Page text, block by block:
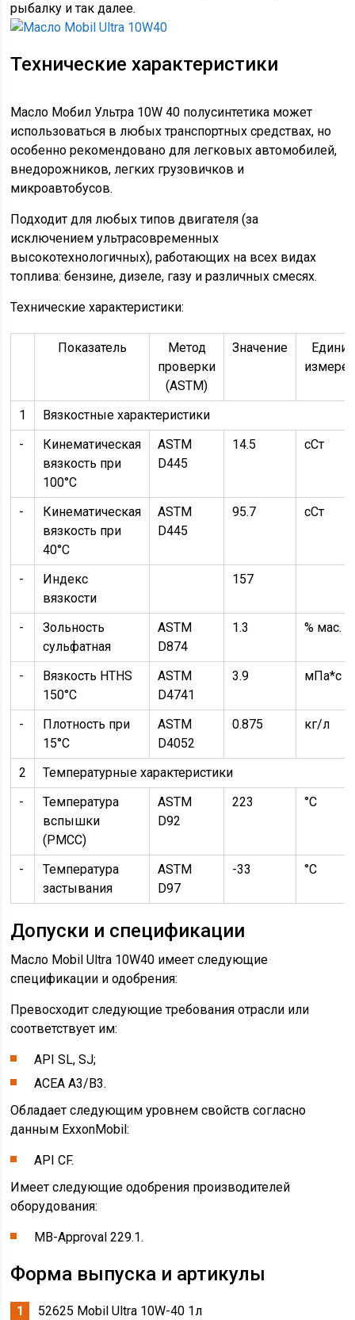
рыбалку и так далее.
Технические характеристики
Масло Мобил Ультра 10W 40 полусинтетика может
использоваться в любых транспортных средствах, но
особенно рекомендовано для легковых автомобилей,
внедорожников, легких грузовичков и
микроавтобусов.
Подходит для любых типов двигателя (за
исключением ультрасовременных
высокотехнологичных), работающих на всех видах
топлива: бензине, дизеле, газу и различных смесях.
Технические характеристики:
Показатель
Метод
проверки
(ASTM)
Значение
1
Вязкостные характеристики
-
Кинематическая
вязкость при
100°C
ASTM
D445
14.5 сСт
-
Кинематическая
вязкость при
40°C
ASTM
D445
95.7 сСт
-
Индекс
вязкости
157
-
Зольность
сульфатная
ASTM
D874
1.3 % мас.
-
Вязкость HTHS
150°C
ASTM
D4741
3.9 мПа*с
-
Плотность при
15°C
ASTM
D4052
0.875 кг/л
2
Температурные характеристики
-
Температура
вспышки
(PMCC)
ASTM
D92
223 °C
-
Температура
застывания
ASTM
D97
-33 °C
Допуски и спецификации
Масло Mobil Ultra 10W40 имеет следующие
спецификации и одобрения:
Превосходит следующие требования отрасли или
соответствует им:
API SL, SJ;
ACEA A3/B3.
Обладает следующим уровнем свойств согласно
данным ExxonMobil:
API CF.
Имеет следующие одобрения производителей
оборудования:
MB-Approval 229.1.
Форма выпуска и артикулы
52625 Mobil Ultra 10W-40 1л